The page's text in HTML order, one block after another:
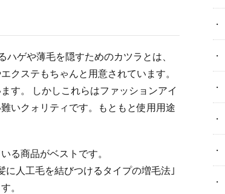
ゲや薄毛を隠すためのカツラとは、
クステもちゃんと用意されています。
す。 しかしこれらはファッションアイ
いクォリティです。もともと使用用途
る商品がベストです。
人工毛を結びつけるタイプの増毛法｣
。